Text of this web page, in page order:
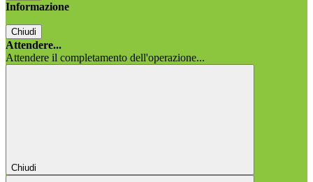
Informazione
Chiudi
Attendere...
Attendere il completamento dell'operazione...
Chiudi